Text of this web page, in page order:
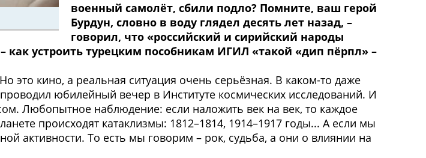
военный самолёт, сбили подло? Помните, ваш герой
Бурдун, словно в воду глядел десять лет назад, –
говорил, что «российский и сирийский народы
как устроить турецким пособникам ИГИЛ «такой «дип пёрпл» –
кино, а реальная ситуация очень серьёзная. В каком-то даже
юбилейный вечер в Институте космических исследований. И
Любопытное наблюдение: если наложить век на век, то каждое
происходят катаклизмы: 1812–1814, 1914–1917 годы... А если мы
активности. То есть мы говорим – рок, судьба, а они о влиянии на